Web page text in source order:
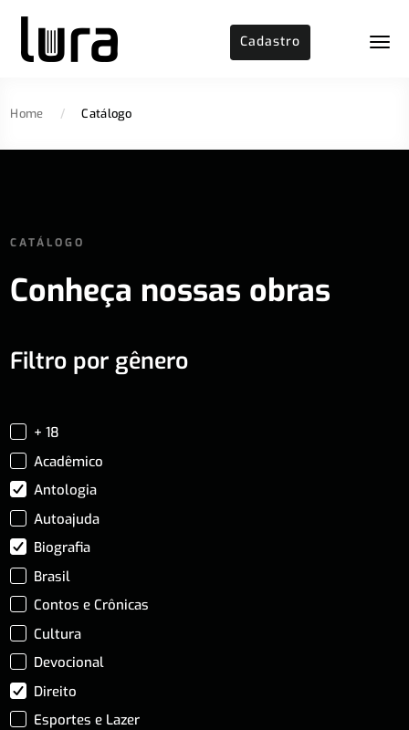
Cadastro
Home / Catálogo
CATÁLOGO
Conheça nossas obras
Filtro por gênero
+ 18
Acadêmico
Antologia
Autoajuda
Biografia
Brasil
Contos e Crônicas
Cultura
Devocional
Direito
Esportes e Lazer